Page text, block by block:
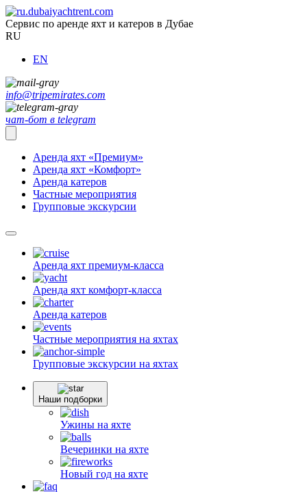
Сервис по аренде яхт и катеров в Дубае
RU
EN
info@tripemirates.com
чат-бот в telegram
Аренда яхт «Премиум»
Аренда яхт «Комфорт»
Аренда катеров
Частные мероприятия
Групповые экскурсии
Аренда яхт премиум-класса
Аренда яхт комфорт-класса
Аренда катеров
Частные мероприятия на яхтах
Групповые экскурсии на яхтах
Наши подборки
Ужины на яхте
Вечеринки на яхте
Новый год на яхте